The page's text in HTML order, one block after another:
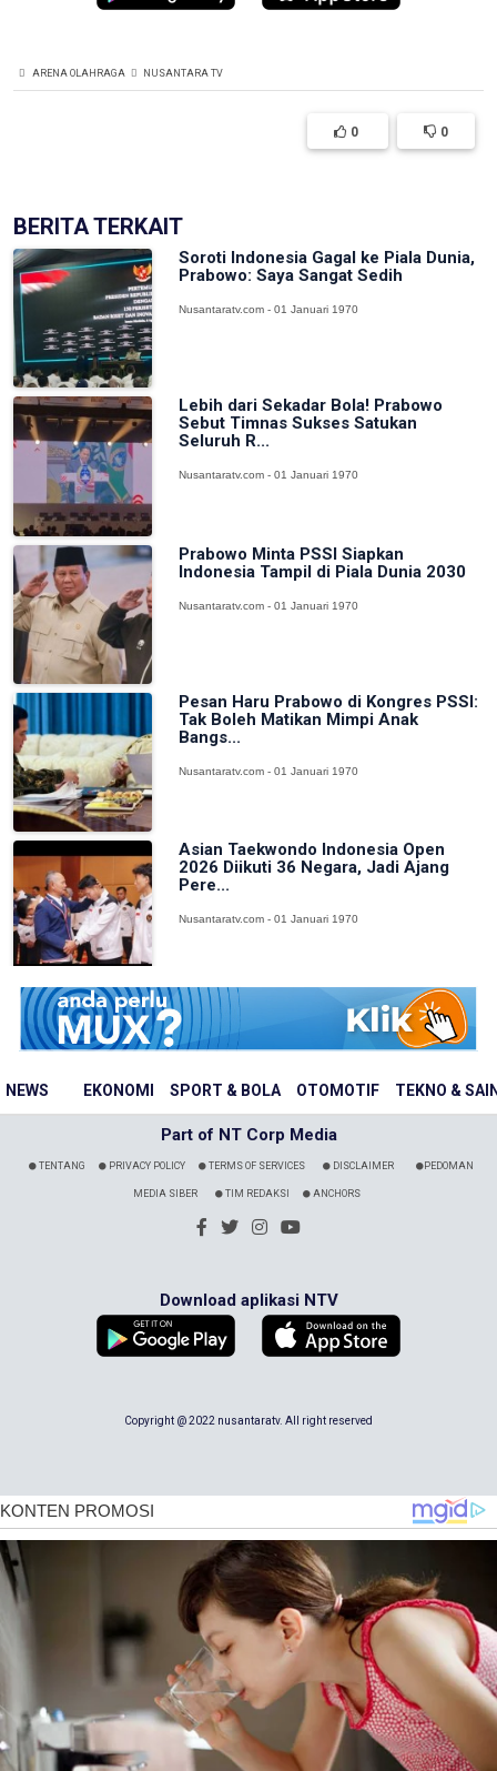
NEWS EKONOMI SPORT & BOLA OTOMOTIF TEKNO &
ARENA OLAHRAGA NUSANTARA TV
0 0
BERITA TERKAIT
Soroti Indonesia Gagal ke Piala Dunia,
Prabowo: Saya Sangat Sedih
Nusantaratv.com - 01 Januari 1970
Lebih dari Sekadar Bola! Prabowo
Sebut Timnas Sukses Satukan
Seluruh R...
Nusantaratv.com - 01 Januari 1970
Prabowo Minta PSSI Siapkan
Indonesia Tampil di Piala Dunia 2030
Nusantaratv.com - 01 Januari 1970
Pesan Haru Prabowo di Kongres PSSI:
Tak Boleh Matikan Mimpi Anak
Bangs...
Nusantaratv.com - 01 Januari 1970
Asian Taekwondo Indonesia Open
2026 Diikuti 36 Negara, Jadi Ajang
Pere...
Nusantaratv.com - 01 Januari 1970
Part of NT Corp Media
TENTANG PRIVACY POLICY TERMS OF SERVICES DISCLAIMER PEDOMAN
MEDIA SIBER TIM REDAKSI ANCHORS
Download aplikasi NTV
Copyright @ 2022 nusantaratv. All right reserved